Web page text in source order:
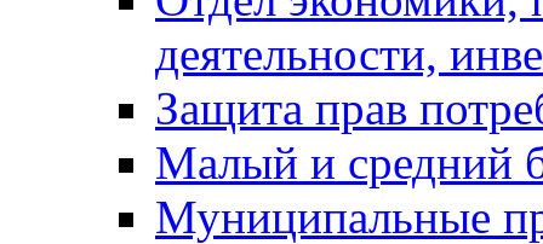
деятельности,
Защита прав
Малый и средний
Муниципальные